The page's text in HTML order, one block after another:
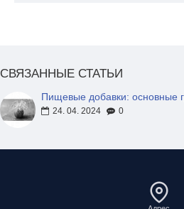
СВЯЗАННЫЕ СТАТЬИ
Пищевые добавки: основные
24. 04. 2024 0